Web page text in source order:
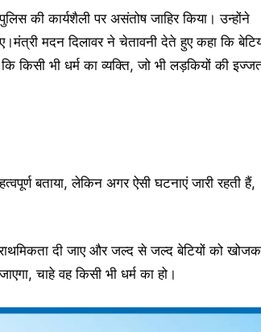
की कार्यशैली पर असंतोष जाहिर किया। उन्होंने
मदन दिलावर ने चेतावनी देते हुए कहा कि
किसी भी धर्म का व्यक्ति, जो भी लड़कियों की
बताया, लेकिन अगर ऐसी घटनाएं जारी रहती हैं,
दी जाए और जल्द से जल्द बेटियों को
चाहे वह किसी भी धर्म का हो।